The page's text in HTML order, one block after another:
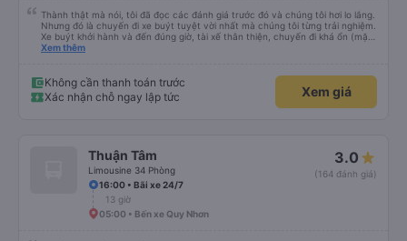
Thành thật mà nói, tôi đã đọc các đánh giá trước đó và chúng tôi hơi lo lắng.
Nhưng đó là chuyến đi xe buýt tuyệt vời nhất mà chúng tôi từng trải nghiệm.
Xe buýt khởi hành và đến đúng giờ, tài xế thân thiện, chuyến đi khá ổn (mặc
dù vẫn hơi xóc, nhưng đó là đặc trưng của Việt Nam ^^), và chỗ ngồi thoải
Xem thêm
Không cần thanh toán trước
Xác nhận chỗ ngay lập tức
Xem giá
Thuận Tâm
Limousine 34 Phòng
3.0
(164 đánh giá)
16:00 • Bãi xe 24/7
13 giờ
05:00 • Bến xe Quy Nhơn